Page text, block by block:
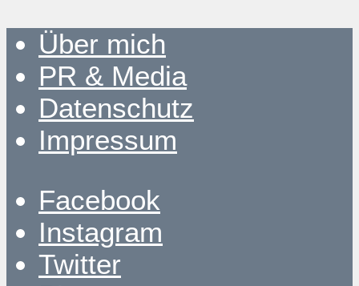
Über mich
PR & Media
Datenschutz
Impressum
Facebook
Instagram
Twitter